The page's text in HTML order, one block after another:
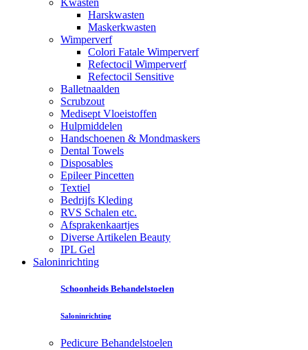
Kwasten
Harskwasten
Maskerkwasten
Wimperverf
Colori Fatale Wimperverf
Refectocil Wimperverf
Refectocil Sensitive
Balletnaalden
Scrubzout
Medisept Vloeistoffen
Hulpmiddelen
Handschoenen & Mondmaskers
Dental Towels
Disposables
Epileer Pincetten
Textiel
Bedrijfs Kleding
RVS Schalen etc.
Afsprakenkaartjes
Diverse Artikelen Beauty
IPL Gel
Saloninrichting
Schoonheids Behandelstoelen
Saloninrichting
Pedicure Behandelstoelen